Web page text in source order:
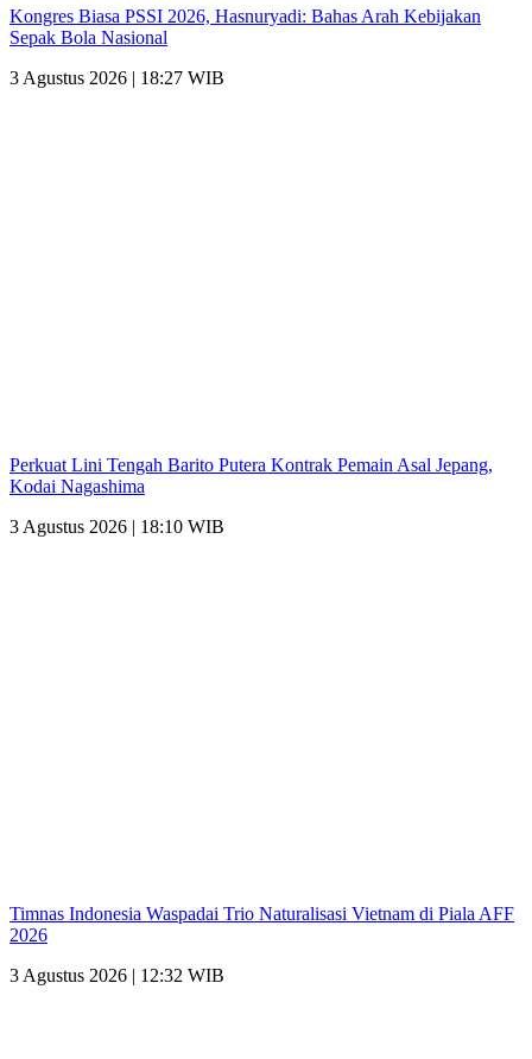
Kongres Biasa PSSI 2026, Hasnuryadi: Bahas Arah Kebijakan
Sepak Bola Nasional
3 Agustus 2026 | 18:27 WIB
Perkuat Lini Tengah Barito Putera Kontrak Pemain Asal Jepang,
Kodai Nagashima
3 Agustus 2026 | 18:10 WIB
Timnas Indonesia Waspadai Trio Naturalisasi Vietnam di Piala AFF
2026
3 Agustus 2026 | 12:32 WIB